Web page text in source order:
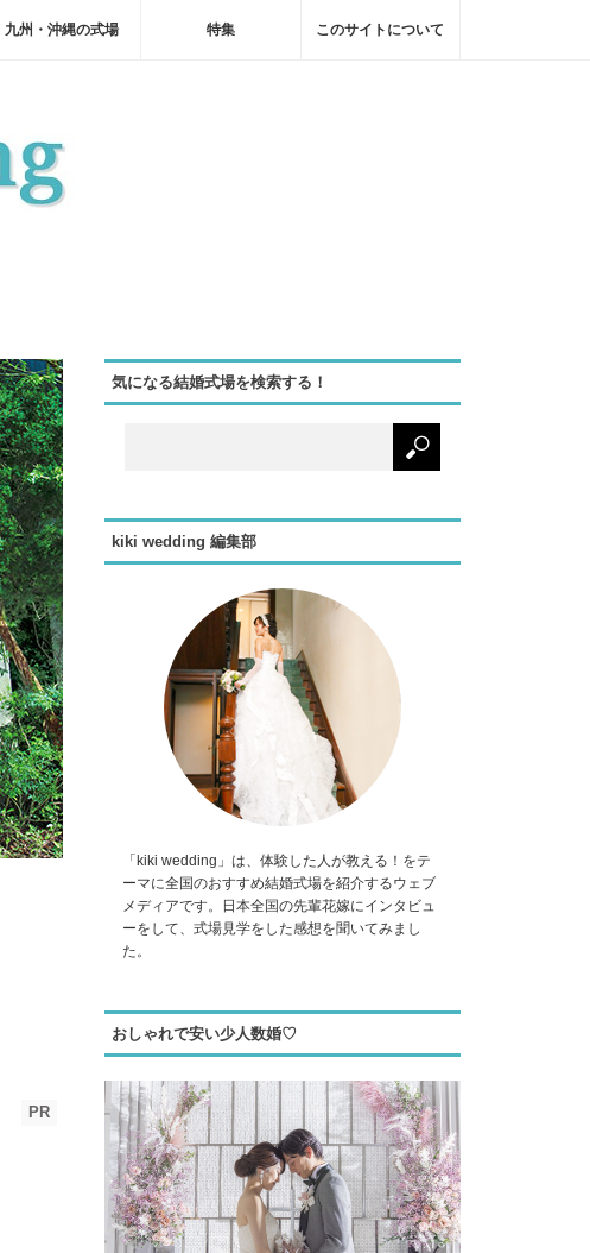
九州・沖縄の式場 特集 このサイトについて
PR
気になる結婚式場を検索する！
kiki wedding 編集部
「kiki wedding」は、体験した人が教える！をテ
ーマに全国のおすすめ結婚式場を紹介するウェブ
メディアです。日本全国の先輩花嫁にインタビュ
ーをして、式場見学をした感想を聞いてみまし
た。
おしゃれで安い少人数婚♡